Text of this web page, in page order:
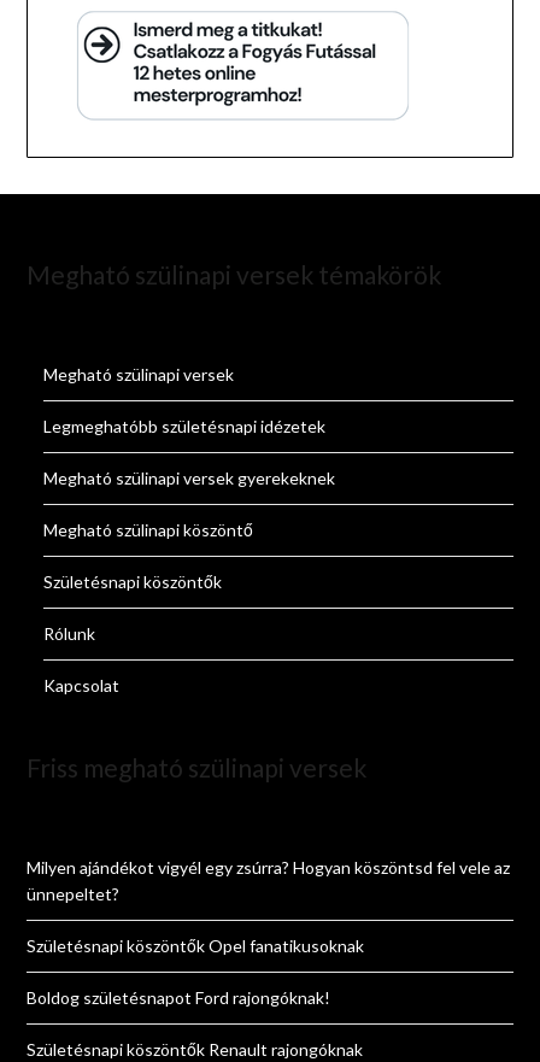
Megható szülinapi versek témakörök
Megható szülinapi versek
Legmeghatóbb születésnapi idézetek
Megható szülinapi versek gyerekeknek
Megható szülinapi köszöntő
Születésnapi köszöntők
Rólunk
Kapcsolat
Friss megható szülinapi versek
Milyen ajándékot vigyél egy zsúrra? Hogyan köszöntsd fel vele az
ünnepeltet?
Születésnapi köszöntők Opel fanatikusoknak
Boldog születésnapot Ford rajongóknak!
Születésnapi köszöntők Renault rajongóknak